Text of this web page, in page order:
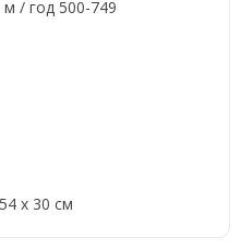
м / год 500-749
x 30 см